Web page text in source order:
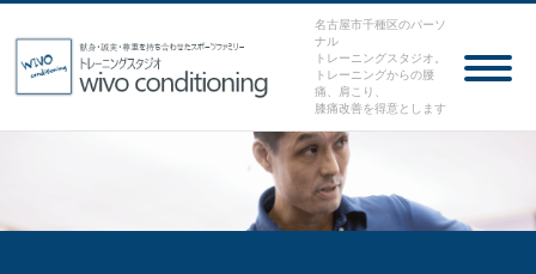
名古屋市千種区のパーソ
ナル
トレーニングスタジオ。
トレーニングからの腰
痛、肩こり、
膝痛改善を得意とします